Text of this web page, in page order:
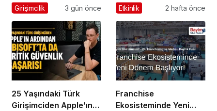
Marka Atölyesi
Oldu
Girişimcilik 3 gün önce
Küresel Ticaretin Yeni
Hazırlanıyor
Etkinlik 2 hafta önce
25 Yaşındaki Türk
Girişimciden Apple’ın
Franchise
Ekosisteminde Yeni